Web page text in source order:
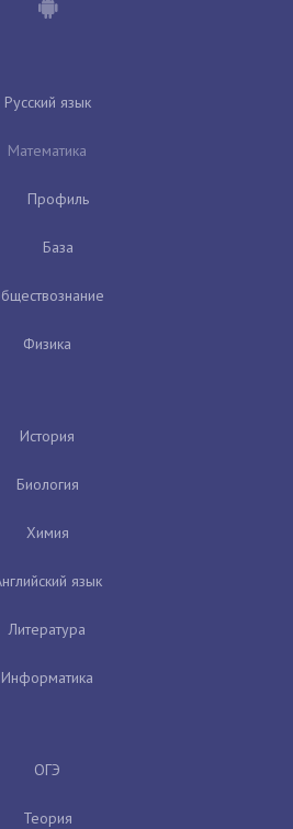
Русский язык
Математика
Профиль
База
Физика
История
Биология
Химия
язык
Литература
Информатика
ОГЭ
Теория